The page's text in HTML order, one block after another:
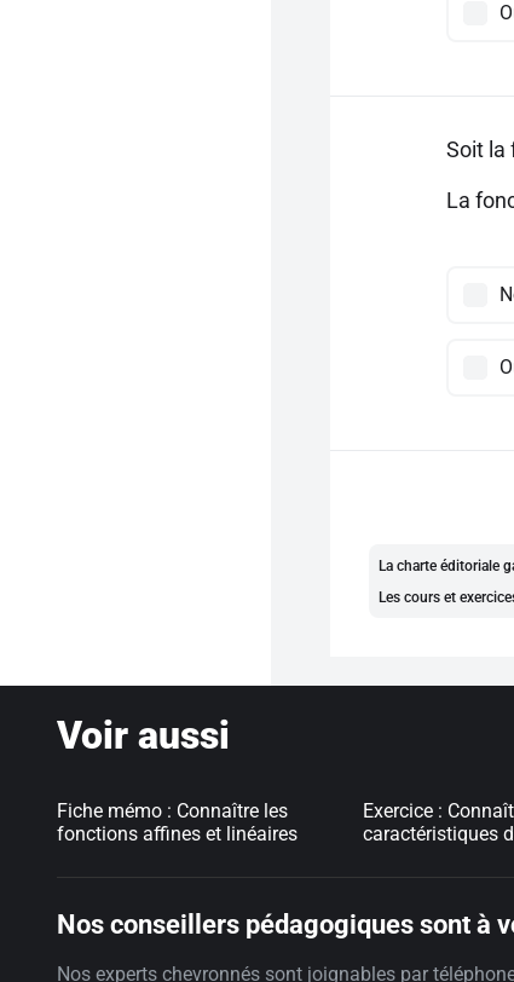
Soit la
La
La charte éditoriale
Les cours et
Voir aussi
Fiche mémo : Connaître les
fonctions affines et linéaires
Exercice :
caractéristiques
Nos conseillers pédagogiques sont à
Nos experts chevronnés sont joignables par